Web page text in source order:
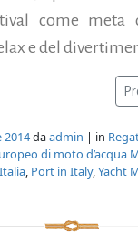
come
e del
2014daadmin | in
di moto d’acqua
Port in Italy, Yacht